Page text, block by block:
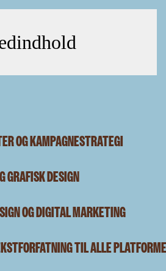
OG KAMPAGNESTRATEGI
GRAFISK DESIGN
OG DIGITAL MARKETING
TIL ALLE PLATFORME